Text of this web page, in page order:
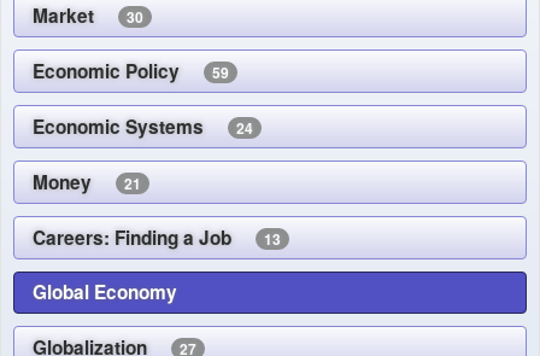
Market 30
Economic Policy 59
Economic Systems 24
Money 21
Careers: Finding a Job 13
Global Economy
Globalization 27